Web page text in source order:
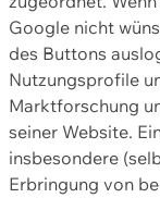
Google nicht
des Buttons
Nutzungsprofile
Marktforschung
seiner Website.
insbesondere
Erbringung von